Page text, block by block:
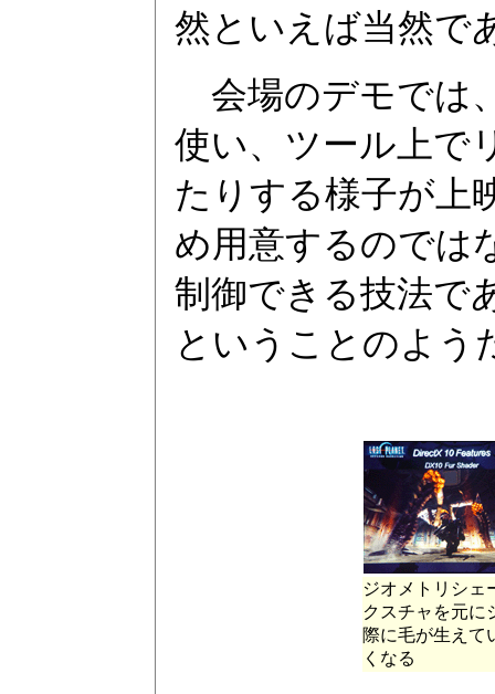
然といえば当然で
会場のデモでは
使い、ツール上で
たりする様子が上
め用意するのでは
制御できる技法で
ということのよう
ジオメトリシェ
クスチャを元に
際に毛が生えて
くなる